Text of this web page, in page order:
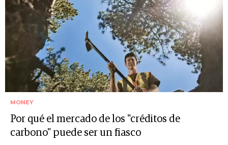
MONEY
Por qué el mercado de los "créditos de
carbono" puede ser un fiasco